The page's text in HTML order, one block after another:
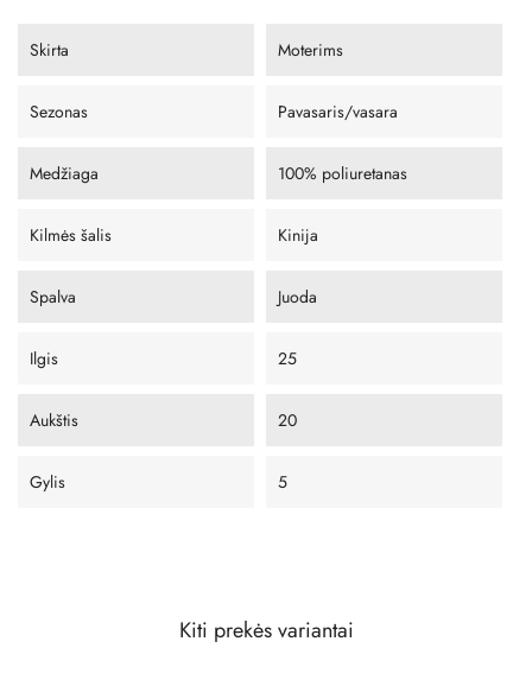
Skirta Moterims
Sezonas Pavasaris/vasara
Medžiaga 100% poliuretanas
Kilmės šalis Kinija
Spalva Juoda
Ilgis 25
Aukštis 20
Gylis 5
Kiti prekės variantai